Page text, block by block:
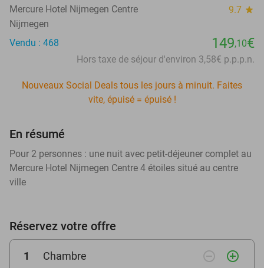
Mercure Hotel Nijmegen Centre 9.7 star
Nijmegen
Vendu : 468
149,10€
Hors taxe de séjour d'environ 3,58€ p.p.p.n.
Nouveaux Social Deals tous les jours à minuit. Faites
vite, épuisé = épuisé !
En résumé
Pour 2 personnes : une nuit avec petit-déjeuner complet au
Mercure Hotel Nijmegen Centre 4 étoiles situé au centre
ville
Réservez votre offre
1 Chambre remove_circle_outline add_circle_outline